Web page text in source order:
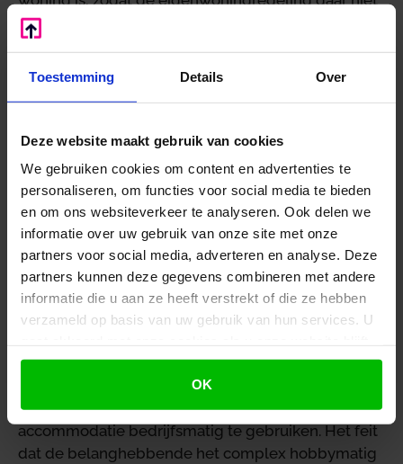
Toestemming Details Over
Deze website maakt gebruik van cookies
We gebruiken cookies om content en advertenties te
personaliseren, om functies voor social media te bieden
en om ons websiteverkeer te analyseren. Ook delen we
informatie over uw gebruik van onze site met onze
partners voor social media, adverteren en analyse. Deze
partners kunnen deze gegevens combineren met andere
informatie die u aan ze heeft verstrekt of die ze hebben
verzameld op basis van uw gebruik van hun services. U
gebruiken.
OK
op van toepassing is. De accommodatie is volgens
functioneert als manege en niet dienstbaar is aan
de woning. De inspecteur wijst op de opzet en
voorzieningen en het feit dat het complex
accepteert de inspecteur de renteaftrek niet.
Oordeel van het hof
Het hof bevestigt het standpunt van de inspecteur
en oordeelt dat de accommodatie, hoewel deze
hobbymatig wordt gebruikt, door de opzet en
omvang daarvan een zelfstandig functionerend
accommodatie beschikt over een binnenbak, een
buitenbak, 13 stallen, een eigen oprit en
parkeerplaatsen. Dit maakt het mogelijk om de
accommodatie bedrijfsmatig te gebruiken. Het feit
dat de belanghebbende het complex hobbymatig